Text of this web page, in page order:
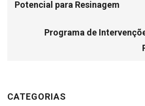
Potencial para Resinagem
Programa de
CATEGORIAS